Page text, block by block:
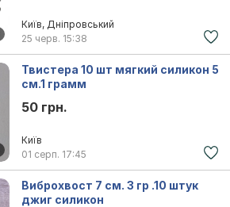
Київ, Дніпровський
25 черв. 15:38
Твистера 10 шт мягкий силикон 5
см.1 грамм
50 грн.
Київ
01 серп. 17:45
Виброхвост 7 см. 3 гр .10 штук
джиг силикон